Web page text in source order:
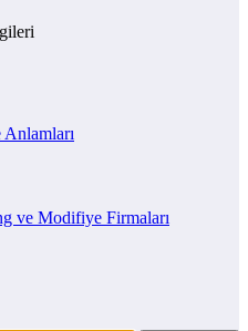
Anlamları
ve Modifiye Firmaları